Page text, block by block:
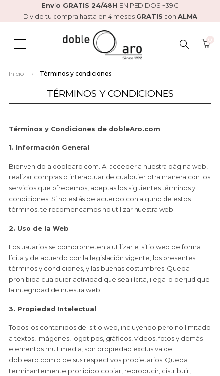
Envío GRATIS 24/48H EN PEDIDOS +39€
Divide tu compra hasta en 4 meses GRATIS con ALMA
BUSCAR
Inicio Términos y condiciones
TÉRMINOS Y CONDICIONES
Términos y Condiciones de dobleAro.com
1. Información General
Bienvenido a doblearo.com. Al acceder a nuestra página web,
realizar compras o interactuar de cualquier otra manera con los
servicios que ofrecemos, aceptas los siguientes términos y
condiciones. Si no estás de acuerdo con alguno de estos
términos, te recomendamos no utilizar nuestra web.
2. Uso de la Web
Los usuarios se comprometen a utilizar el sitio web de forma
lícita y de acuerdo con la legislación vigente, los presentes
términos y condiciones, y las buenas costumbres. Queda
prohibida cualquier actividad que sea ilícita, ilegal o perjudique
la integridad de nuestra web.
3. Propiedad Intelectual
Todos los contenidos del sitio web, incluyendo pero no limitado
a textos, imágenes, logotipos, gráficos, vídeos, fotos y demás
elementos multimedia, son propiedad exclusiva de
doblearo.com o de sus respectivos propietarios. Queda
terminantemente prohibido copiar, reproducir, distribuir,